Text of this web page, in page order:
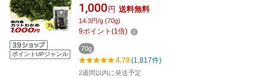
ポイントUPジャンル
入り 国産 乾燥 無添加 カットワカメ
1,000 円 送料無料
14.3円/g (70g)
9ポイント (1倍)
70g
4.79(1,817件)
2週間以内に発送予定